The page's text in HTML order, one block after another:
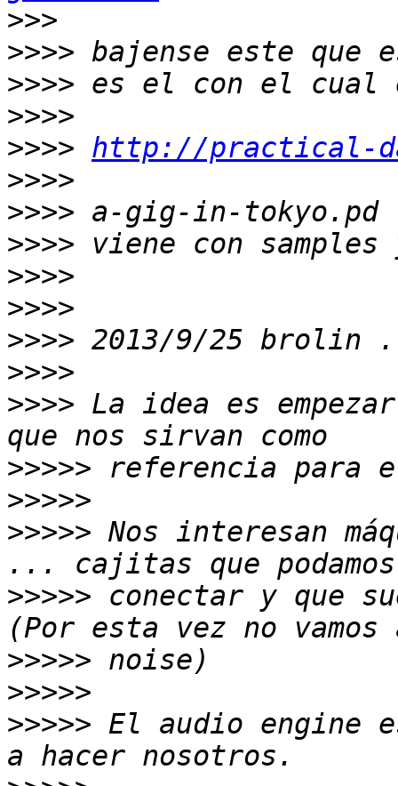
>>>
>>>>
>>>>
>>>>
>>>> http://practical-
>>>>
>>>>
>>>>
>>>>
>>>>
>>>> 2013/9/25 brolin
>>>>
>>>> La idea es
>>>>>
>>>>>
>>>>> Nos interesan
>>>>> conectar y que
>>>>>
>>>>>
>>>>> El audio engine